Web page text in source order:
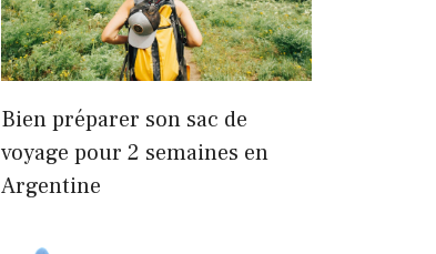
Bien préparer son sac de
voyage pour 2 semaines en
Argentine